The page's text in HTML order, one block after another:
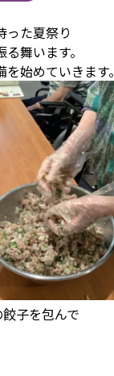
った夏祭り
舞います。
始めていきます。
子を包んで